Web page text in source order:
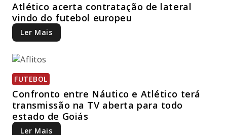
Atlético acerta contratação de lateral
vindo do futebol europeu
Ler Mais
FUTEBOL
Confronto entre Náutico e Atlético terá
transmissão na TV aberta para todo
estado de Goiás
Ler Mais